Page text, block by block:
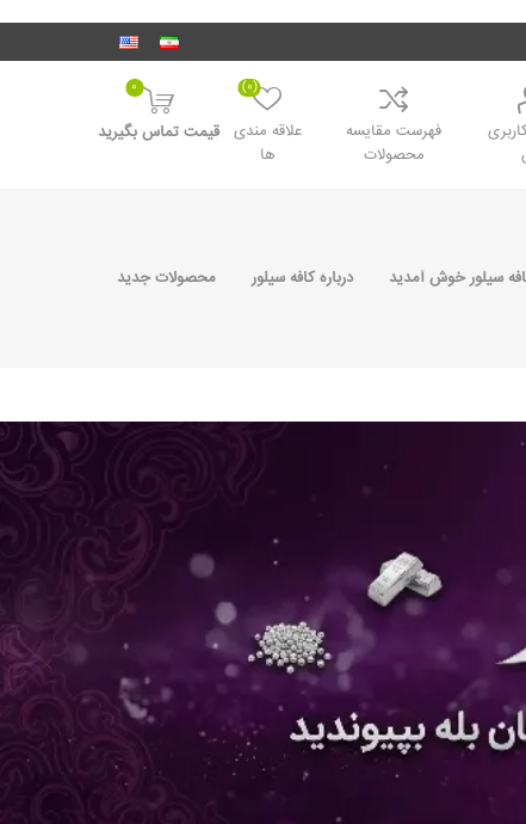
فهرست مقایسه
محصولات
علاقه مندی
ها
(0)
0
قیمت تماس بگیرید
سیلور خوش آمدید درباره کافه سیلور محصولات جدید